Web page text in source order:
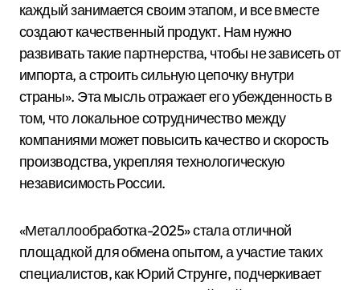
каждый занимается своим этапом, и все вместе
создают качественный продукт. Нам нужно
развивать такие партнерства, чтобы не зависеть от
импорта, а строить сильную цепочку внутри
страны». Эта мысль отражает его убежденность в
том, что локальное сотрудничество между
компаниями может повысить качество и скорость
производства, укрепляя технологическую
независимость России.
«Металлообработка-2025» стала отличной
площадкой для обмена опытом, а участие таких
специалистов, как Юрий Струнге, подчеркивает